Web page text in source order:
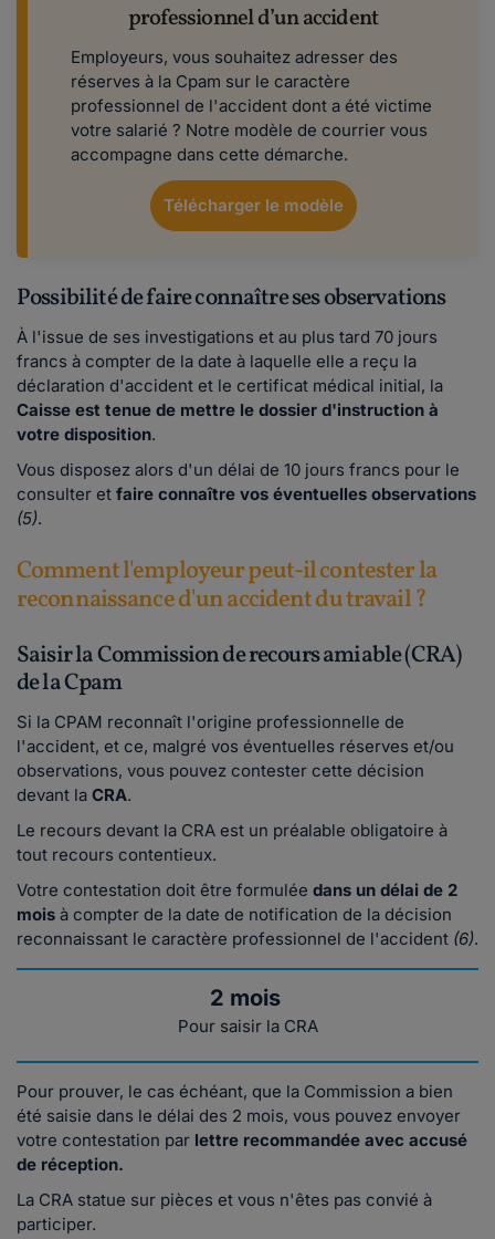
professionnel d’un accident
Employeurs, vous souhaitez adresser des
réserves à la Cpam sur le caractère
professionnel de l'accident dont a été victime
votre salarié ? Notre modèle de courrier vous
accompagne dans cette démarche.
Télécharger le modèle
Possibilité de faire connaître ses observations
À l'issue de ses investigations et au plus tard 70 jours
francs à compter de la date à laquelle elle a reçu la
déclaration d'accident et le certificat médical initial, la
Caisse est tenue de mettre le dossier d'instruction à
votre disposition.
Vous disposez alors d'un délai de 10 jours francs pour le
consulter et faire connaître vos éventuelles observations
(5).
Comment l'employeur peut-il contester la
reconnaissance d'un accident du travail ?
Saisir la Commission de recours amiable (CRA)
de la Cpam
Si la CPAM reconnaît l'origine professionnelle de
l'accident, et ce, malgré vos éventuelles réserves et/ou
observations, vous pouvez contester cette décision
devant la CRA.
Le recours devant la CRA est un préalable obligatoire à
tout recours contentieux.
Votre contestation doit être formulée dans un délai de 2
mois à compter de la date de notification de la décision
reconnaissant le caractère professionnel de l'accident (6).
2 mois
Pour saisir la CRA
Pour prouver, le cas échéant, que la Commission a bien
été saisie dans le délai des 2 mois, vous pouvez envoyer
votre contestation par lettre recommandée avec accusé
de réception.
La CRA statue sur pièces et vous n'êtes pas convié à
participer.